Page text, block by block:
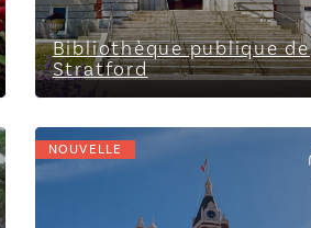
Bibliothèque publique de
Stratford
NOUVELLE
Hôtel de ville de Stratford